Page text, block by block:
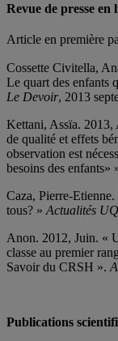
Revue de presse en
Article en première
Cossette Civitella,
Le quart des enfants
Le Devoir, 2013
Kettani, Assïa. 2013,
de qualité et effets
observation est
besoins des enfants»
Caza, Pierre-
tous? » Actualités
Anon. 2012, Juin. «
classe au premier
Savoir du CRSH ».
Publications